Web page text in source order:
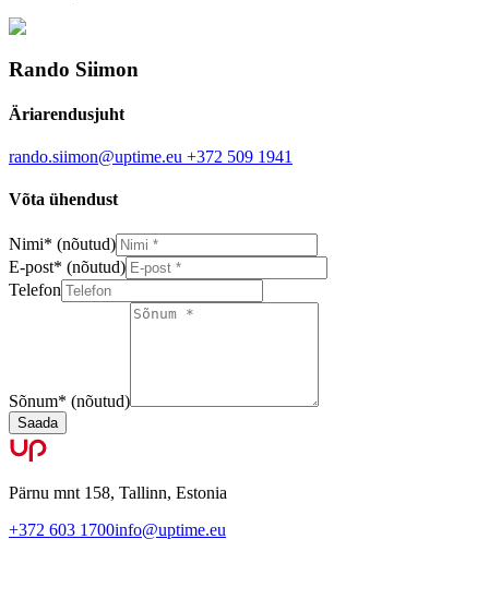
Rando Siimon
Äriarendusjuht
rando.siimon@uptime.eu +372 509 1941
Võta ühendust
Nimi* (nõutud)
E-post* (nõutud)
Telefon
Sõnum* (nõutud)
Saada
Pärnu mnt 158, Tallinn, Estonia
+372 603 1700info@uptime.eu